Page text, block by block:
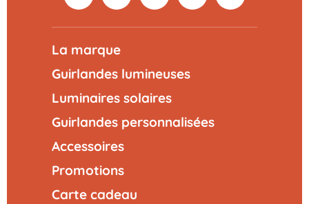
La marque
Guirlandes lumineuses
Luminaires solaires
Guirlandes personnalisées
Accessoires
Promotions
Carte cadeau